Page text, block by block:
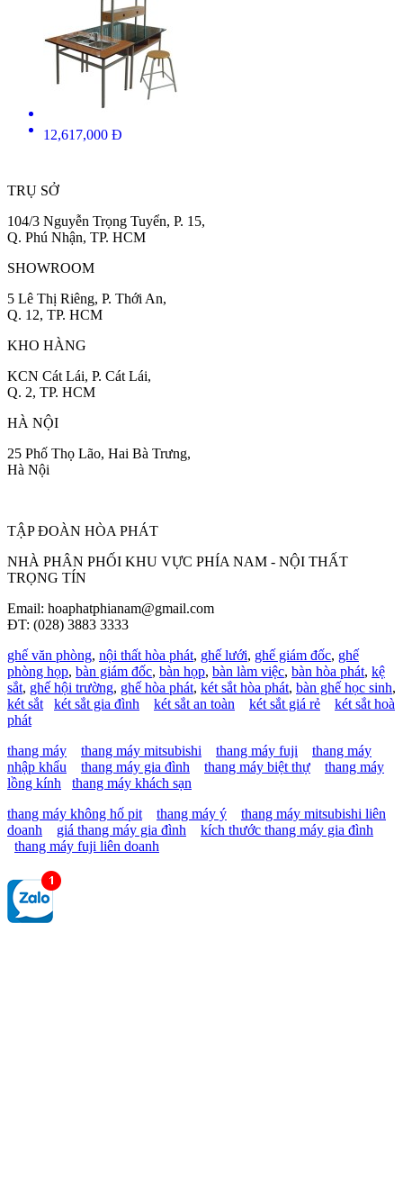
12,617,000 Đ
TRỤ SỞ
104/3 Nguyễn Trọng Tuyển, P. 15,
Q. Phú Nhận, TP. HCM
SHOWROOM
5 Lê Thị Riêng, P. Thới An,
Q. 12, TP. HCM
KHO HÀNG
KCN Cát Lái, P. Cát Lái,
Q. 2, TP. HCM
HÀ NỘI
25 Phố Thọ Lão, Hai Bà Trưng,
Hà Nội
TẬP ĐOÀN HÒA PHÁT
NHÀ PHÂN PHỐI KHU VỰC PHÍA NAM - NỘI THẤT
TRỌNG TÍN
Email: hoaphatphianam@gmail.com
ĐT: (028) 3883 3333
ghế văn phòng, nội thất hòa phát, ghế lưới, ghế giám đốc, ghế
phòng họp, bàn giám đốc, bàn họp, bàn làm việc, bàn hòa phát, kệ
sắt, ghế hội trường, ghế hòa phát, két sắt hòa phát, bàn ghế học sinh,
két sắt
két sắt gia đình két sắt an toàn két sắt giá rẻ
két sắt hoà
phát
thang máy
thang máy mitsubishi thang máy fuji
thang máy
nhập khẩu
thang máy gia đình thang máy biệt thự
thang máy
lồng kính
thang máy khách sạn
thang máy không hố pit
thang máy ý
thang máy mitsubishi liên
doanh
giá thang máy gia đình
kích thước thang máy gia đình
thang máy fuji liên doanh